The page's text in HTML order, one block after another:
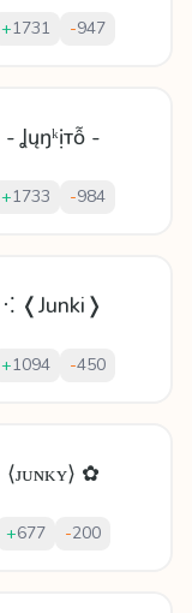
+1731 -947
- Ʝųŋᵏịтỗ -
+1733 -984
⁖ ❬Junki❭
+1094 -450
⟨ᴊᴜɴᴋʏ⟩ ✿
+677 -200